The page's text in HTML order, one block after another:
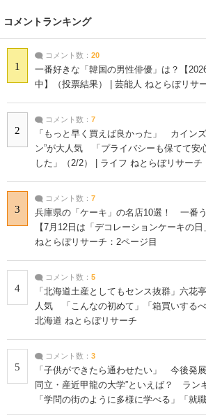
コメントランキング
1
コメント数： 20
一番好きな「韓国の男性俳優」は？【
中】（投票結果） | 芸能人 ねとらぼリサ
2
コメント数： 7
「もっと早く買えば良かった」 カイン
ン”が大人気 「プライバシーも保てて安
した」（2/2） | ライフ ねとらぼリサーチ
3
コメント数： 7
兵庫県の「ケーキ」の名店10選！ 一番
【7月12日は「デコレーションケーキの
ねとらぼリサーチ：2ページ目
4
コメント数： 5
「北海道土産としてもセンス抜群」六花
人気 「こんなの初めて」「箱買いするべ
北海道 ねとらぼリサーチ
5
コメント数： 3
「子供ができたら通わせたい」 今後発
同立・産近甲龍の大学”といえば？ ラン
「学問の街のように多様に学べる」「就
| 大学 ねとらぼリサーチ